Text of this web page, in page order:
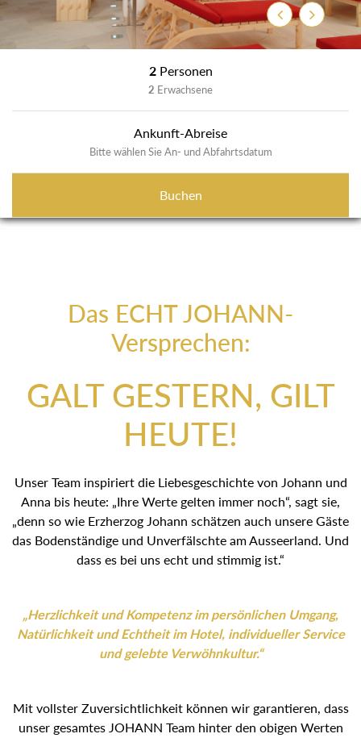
ZurückWeiter
2 Personen
2 Erwachsene
Ankunft-Abreise
Bitte wählen Sie An- und Abfahrtsdatum
Buchen
Das ECHT JOHANN-
Versprechen:
GALT GESTERN, GILT
HEUTE!
Unser Team inspiriert die Liebesgeschichte von Johann und
Anna bis heute: „Ihre Werte gelten immer noch“, sagt sie,
„denn so wie Erzherzog Johann schätzen auch unsere Gäste
das Bodenständige und Unverfälschte am Ausseerland. Und
dass es bei uns echt und stimmig ist.“
„Herzlichkeit und Kompetenz im persönlichen Umgang,
Natürlichkeit und Echtheit im Hotel, individueller Service
und gelebte Verwöhnkultur.“
Mit vollster Zuversichtlichkeit können wir garantieren, dass
unser gesamtes JOHANN Team hinter den obigen Werten